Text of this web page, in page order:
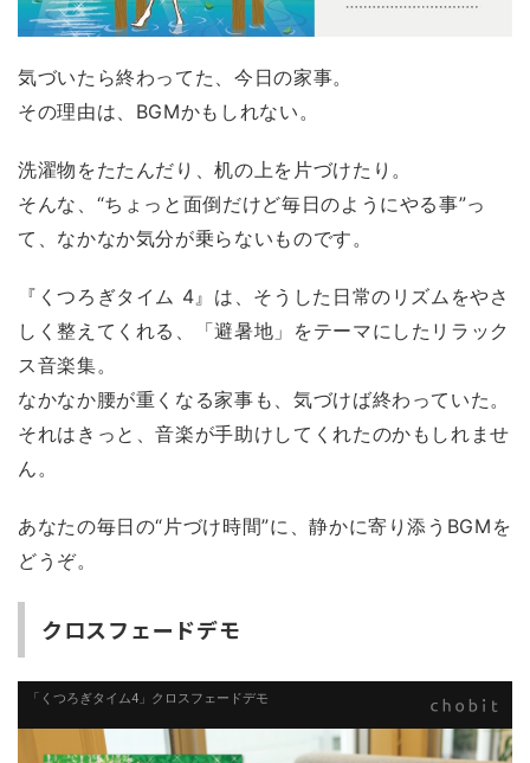
気づいたら終わってた、今日の家事。
その理由は、BGMかもしれない。
洗濯物をたたんだり、机の上を片づけたり。
そんな、“ちょっと面倒だけど毎日のようにやる事”っ
て、なかなか気分が乗らないものです。
『くつろぎタイム 4』は、そうした日常のリズムをやさ
しく整えてくれる、「避暑地」をテーマにしたリラック
ス音楽集。
なかなか腰が重くなる家事も、気づけば終わっていた。
それはきっと、音楽が手助けしてくれたのかもしれませ
ん。
あなたの毎日の“片づけ時間”に、静かに寄り添うBGMを
どうぞ。
クロスフェードデモ